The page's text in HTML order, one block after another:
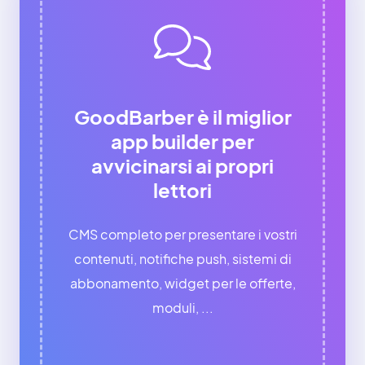
GoodBarber è il miglior
app builder per
avvicinarsi ai propri
lettori
CMS completo per presentare i vostri
contenuti, notifiche push, sistemi di
abbonamento, widget per le offerte,
moduli, ...